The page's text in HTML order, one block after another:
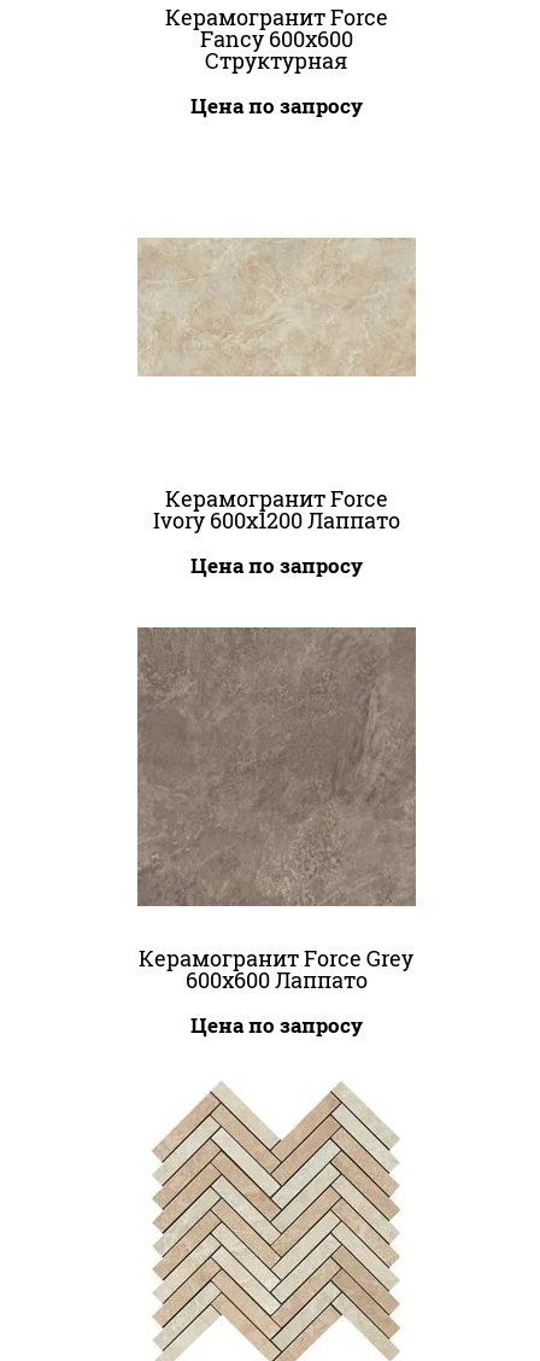
Керамогранит Force
Fancy 600x600
Структурная
Цена по запросу
Керамогранит Force
Ivory 600x1200 Лаппато
Цена по запросу
Керамогранит Force Grey
600x600 Лаппато
Цена по запросу